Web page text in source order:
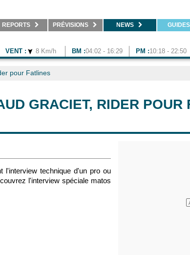
REPORTS PRÉVISIONS NEWS GUIDES
VENT : 8 Km/h BM :04:02 - 16:29 PM :10:18 - 22:50
pour Fatlines
GRACIET, RIDER POUR
l'interview technique d'un pro ou
l'interview spéciale matos